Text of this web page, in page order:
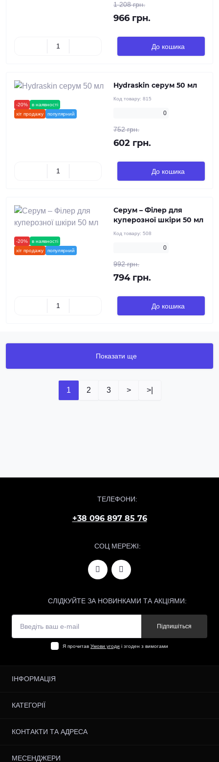
1 208 грн.
966 грн.
До кошика
-20% в наявності
хіт продажу
популярний
Hydraskin серум 50 мл
Код товару: 815
0
752 грн.
602 грн.
До кошика
-20% в наявності
хіт продажу
популярний
Серум – Філер для
куперозної шкіри 50 мл
Код товару: 508
0
992 грн.
794 грн.
До кошика
Показати ще
1 2 3 > >|
ТЕЛЕФОНИ:
+38 096 897 85 76
СОЦ МЕРЕЖІ:
СЛІДКУЙТЕ ЗА НОВИНКАМИ ТА АКЦІЯМИ:
Підпишіться
Я прочитав Умови угоди і згоден з вимогами
ІНФОРМАЦІЯ
Доставка і Оплата
Зворотній зв’язок
Акції
КАТЕГОРІЇ
Тонізація
Маски
КОНТАКТИ ТА АДРЕСА
МЕСЕНДЖЕРИ